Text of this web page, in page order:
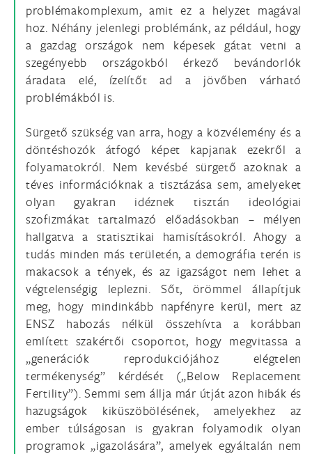
problémakomplexum, amit ez a helyzet magával
hoz. Néhány jelenlegi problémánk, az például, hogy
a gazdag országok nem képesek gátat vetni a
szegényebb országokból érkező bevándorlók
áradata elé, ízelítőt ad a jövőben várható
problémákból is.
Sürgető szükség van arra, hogy a közvélemény és a
döntéshozók átfogó képet kapjanak ezekről a
folyamatokról. Nem kevésbé sürgető azoknak a
téves információknak a tisztázása sem, amelyeket
olyan gyakran idéznek tisztán ideológiai
szofizmákat tartalmazó előadásokban – mélyen
hallgatva a statisztikai hamisításokról. Ahogy a
tudás minden más területén, a demográfia terén is
makacsok a tények, és az igazságot nem lehet a
végtelenségig leplezni. Sőt, örömmel állapítjuk
meg, hogy mindinkább napfényre kerül, mert az
ENSZ habozás nélkül összehívta a korábban
említett szakértői csoportot, hogy megvitassa a
„generációk reprodukciójához elégtelen
termékenység” kérdését („Below Replacement
Fertility”). Semmi sem állja már útját azon hibák és
hazugságok kiküszöbölésének, amelyekhez az
ember túlságosan is gyakran folyamodik olyan
programok „igazolására”, amelyek egyáltalán nem